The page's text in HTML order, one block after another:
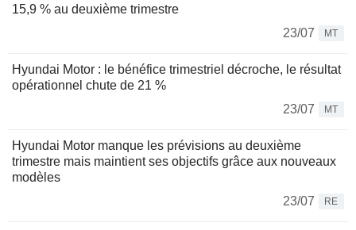
15,9 % au deuxième trimestre
23/07
MT
Hyundai Motor : le bénéfice trimestriel décroche, le résultat
opérationnel chute de 21 %
23/07
MT
Hyundai Motor manque les prévisions au deuxième
trimestre mais maintient ses objectifs grâce aux nouveaux
modèles
23/07
RE